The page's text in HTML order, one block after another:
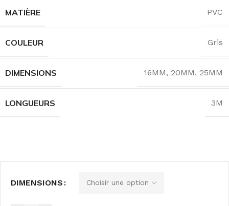
MATIÈRE PVC
COULEUR Gris
DIMENSIONS 16MM, 20MM, 25MM
LONGUEURS 3M
DIMENSIONS